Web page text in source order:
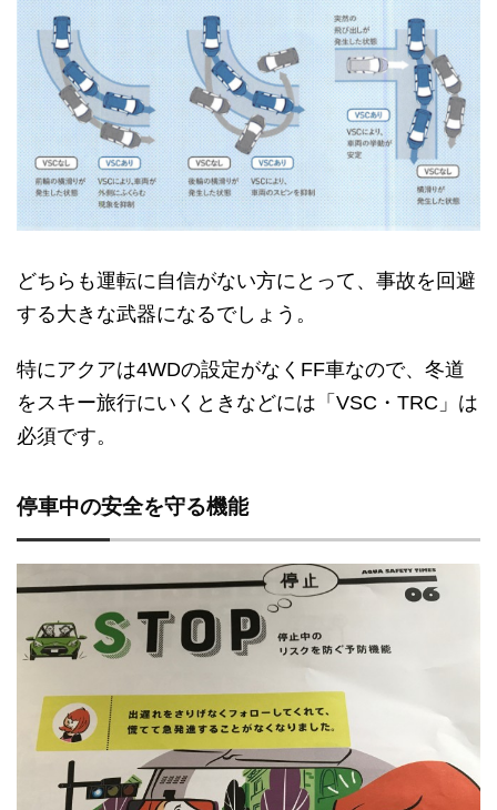
どちらも運転に自信がない方にとって、事故を回避
する大きな武器になるでしょう。
特にアクアは4WDの設定がなくFF車なので、冬道
をスキー旅行にいくときなどには「VSC・TRC」は
必須です。
停車中の安全を守る機能